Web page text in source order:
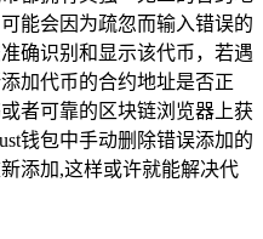
能会因为疏忽而输入错误的
确识别和显示该代币，若遇
加代币的合约地址是否正
者可靠的区块链浏览器上获
钱包中手动删除错误添加的
添加,这样或许就能解决代